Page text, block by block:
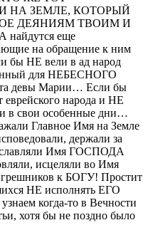
НА ЗЕМЛЕ, КОТОРЫЙ
ДЕЯНИЯМ ТВОИМ И
еще
на обращение к ним
НЕ вели в ад народ
для НЕБЕСНОГО
девы Марии… Если бы
еврейского народа и НЕ
в свои особенные дни…
Главное Имя на Земле
держали за
Имя ГОСПОДА
исцеляли во Имя
к БОГУ! Простит
НЕ исполнять ЕГО
когда-то в Вечности
хотя бы не поздно было